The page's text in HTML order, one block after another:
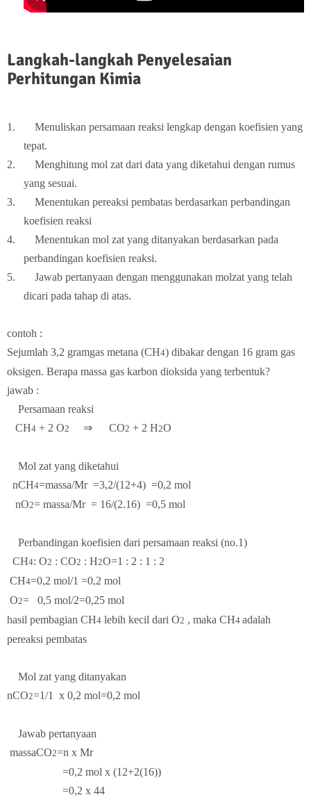
Langkah-langkah Penyelesaian
Perhitungan Kimia
1.
Menuliskan persamaan reaksi lengkap dengan koefisien yang
tepat.
2.
Menghitung mol zat dari data yang diketahui dengan rumus
yang sesuai.
3.
Menentukan pereaksi pembatas berdasarkan perbandingan
koefisien reaksi
4.
Menentukan mol zat yang ditanyakan berdasarkan pada
perbandingan koefisien reaksi.
5.
Jawab pertanyaan dengan menggunakan molzat yang telah
dicari pada tahap di atas.
contoh :
Sejumlah 3,2 gramgas metana (CH4) dibakar dengan 16 gram gas
oksigen. Berapa massa gas karbon dioksida yang terbentuk?
jawab :
Persamaan reaksi
CH4 + 2 O2 ⇒ CO2 + 2 H2O
Mol zat yang diketahui
nCH4=massa/Mr =3,2/(12+4) =0,2 mol
nO2= massa/Mr = 16/(2.16) =0,5 mol
Perbandingan koefisien dari persamaan reaksi (no.1)
CH4: O2 : CO2 : H2O=1 : 2 : 1 : 2
CH4=0,2 mol/1 =0,2 mol
O2= 0,5 mol/2=0,25 mol
hasil pembagian CH4 lebih kecil dari O2 , maka CH4 adalah
pereaksi pembatas
Mol zat yang ditanyakan
nCO2=1/1 x 0,2 mol=0,2 mol
Jawab pertanyaan
massaCO2=n x Mr
=0,2 mol x (12+2(16))
=0,2 x 44